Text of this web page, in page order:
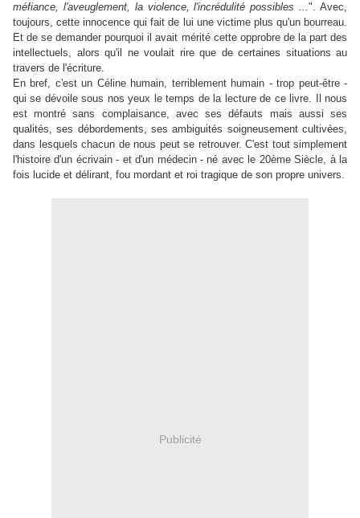
méfiance, l'aveuglement, la violence, l'incrédulité possibles ...". Avec,
toujours, cette innocence qui fait de lui une victime plus qu'un bourreau.
Et de se demander pourquoi il avait mérité cette opprobre de la part des
intellectuels, alors qu'il ne voulait rire que de certaines situations au
travers de l'écriture.
En bref, c'est un Céline humain, terriblement humain - trop peut-être -
qui se dévoile sous nos yeux le temps de la lecture de ce livre. Il nous
est montré sans complaisance, avec ses défauts mais aussi ses
qualités, ses débordements, ses ambiguités soigneusement cultivées,
dans lesquels chacun de nous peut se retrouver. C'est tout simplement
l'histoire d'un écrivain - et d'un médecin - né avec le 20ème Siècle, à la
fois lucide et délirant, fou mordant et roi tragique de son propre univers.
Publicité